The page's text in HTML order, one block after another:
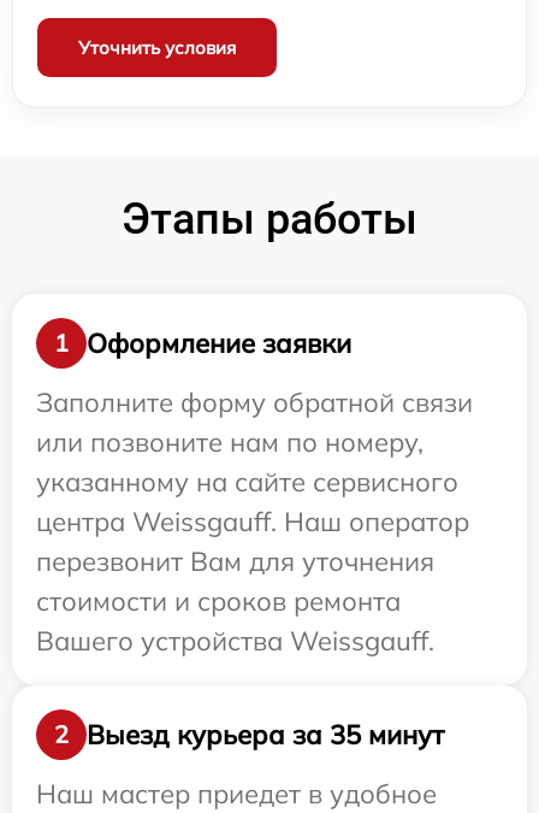
Уточнить условия
Этапы работы
1
Оформление заявки
Заполните форму обратной связи
или позвоните нам по номеру,
указанному на сайте сервисного
центра Weissgauff. Наш оператор
перезвонит Вам для уточнения
стоимости и сроков ремонта
Вашего устройства Weissgauff.
2
Выезд курьера за 35 минут
Наш мастер приедет в удобное